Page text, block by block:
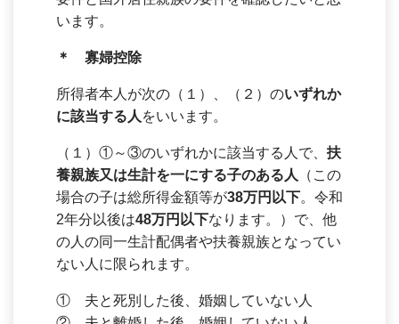
います。
＊ 寡婦控除
所得者本人が次の（１）、（２）のいずれか
に該当する人 をいいます。
（１）①～③のいずれかに該当する人で、 扶
養親族又は生計を一にする子のある人
（この
場合の子は総所得金額等が38万円以下。令和
2年分以後は48万円以下なります。）で、他
の人の同一生計配偶者や扶養親族となってい
ない人に限られます。
① 夫と死別した後、婚姻していない人